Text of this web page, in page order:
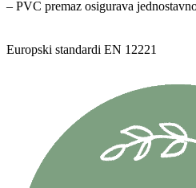
– PVC premaz osigurava
Europski standardi EN 12221